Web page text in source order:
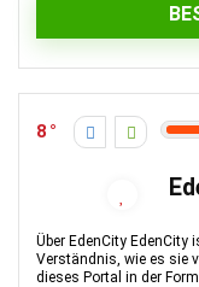
8
Über EdenCity
Verständnis, wie es sie
dieses Portal in der Form